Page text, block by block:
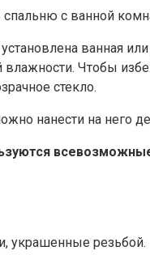
ванная
Чтобы
стекло.
нанести на него
украшенные резьбой.